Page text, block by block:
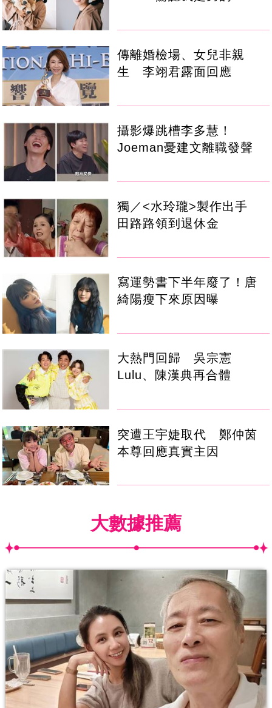
傳離婚檢場、女兒非親
生 李翊君露面回應
攝影爆跳槽李多慧！
Joeman憂建文離職發聲
獨／<水玲瓏>製作出手
田路路領到退休金
寫運勢書下半年廢了！唐
綺陽瘦下來原因曝
大熱門回歸 吳宗憲
Lulu、陳漢典再合體
突遭王宇婕取代 鄭仲茵
本尊回應真實主因
大數據推薦